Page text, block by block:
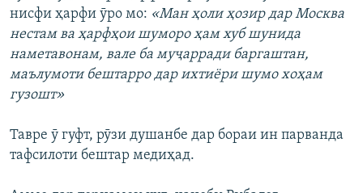
нисфи ҳарфи ӯро мо: «Ман ҳоли ҳозир дар Москва
нестам ва ҳарфҳои шуморо ҳам хуб шунида
наметавонам, вале ба муҷарради баргаштан,
маълумоти бештарро дар ихтиёри шумо хоҳам
гузошт»
Тавре ӯ гуфт, рӯзи душанбе дар бораи ин парванда
тафсилоти бештар медиҳад.